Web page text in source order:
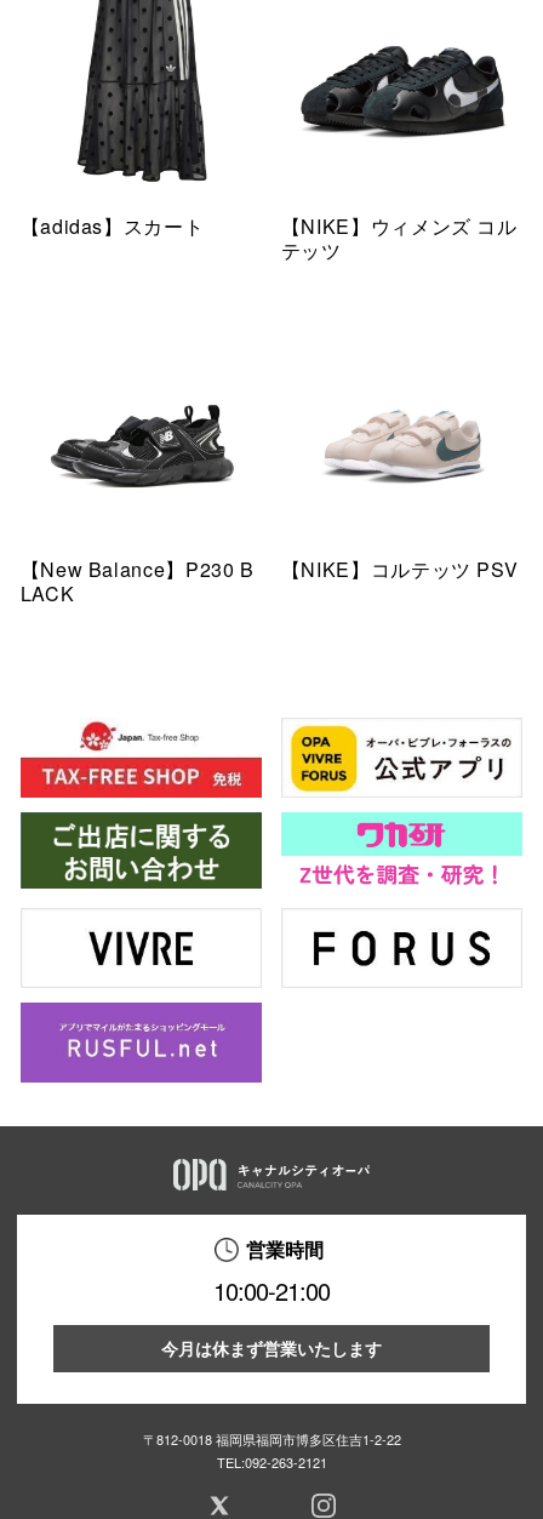
【adidas】スカート
【NIKE】ウィメンズ コル
テッツ
【New Balance】P230 B
LACK
【NIKE】コルテッツ PSV
営業時間
10:00-21:00
今月は休まず営業いたします
〒812-0018 福岡県福岡市博多区住吉1-2-22
TEL:092-263-2121